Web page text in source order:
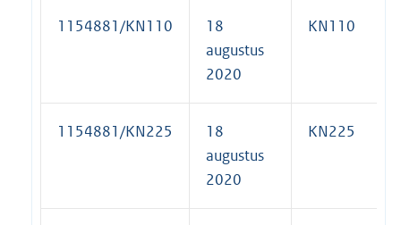
1154881/KN110
18
augustus
2020
KN110
1154881/KN225
18
augustus
2020
KN225